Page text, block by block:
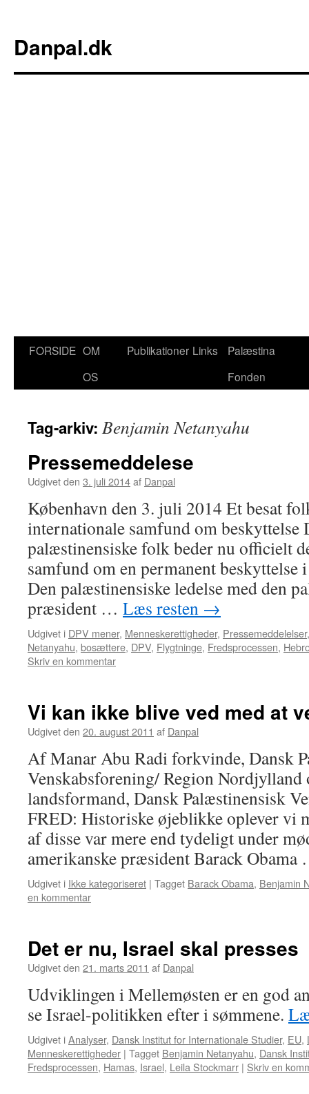
Danpal.dk
Hop
FORSIDE OM
OS
Publikationer Links
Palæstina
Fonden
Tag-arkiv: Benjamin Netanyahu
Pressemeddelese
Udgivet den 3. juli 2014af Danpal
København den 3. juli 2014 Et besat
internationale samfund om beskyttelse
palæstinensiske folk beder nu officielt
samfund om en permanent beskyttelse
Den palæstinensiske ledelse med den
præsident … Læs resten →
Udgivet i DPV mener, Menneskerettigheder, Pressemeddelelser
Netanyahu, bosættere, DPV, Flygtninge, Fredsprocessen,
Skriv en kommentar
Vi kan ikke blive ved med at
Udgivet den 20. august 2011 af Danpal
Af Manar Abu Radi forkvinde, Dansk
Venskabsforening/ Region Nordjylland
landsformand, Dansk Palæstinensisk
FRED: Historiske øjeblikke oplever vi
af disse var mere end tydeligt under
amerikanske præsident Barack
Udgivet i Ikke kategoriseret | Tagget Barack Obama, Benjamin
en kommentar
Det er nu, Israel skal presses
Udgivet den 21. marts 2011 af Danpal
Udviklingen i Mellemøsten er en god
se Israel-politikken efter i sømmene.
Udgivet iAnalyser, Dansk Institut for Internationale Studier, EU,
Menneskerettigheder | Tagget Benjamin Netanyahu, Dansk
Fredsprocessen, Hamas, Israel, Leila Stockmarr | Skriv en